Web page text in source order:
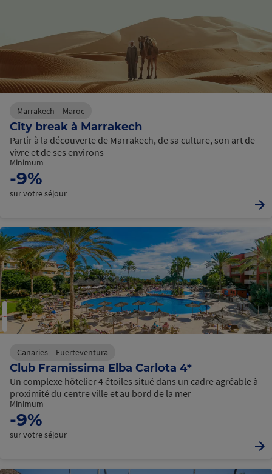
Marrakech – Maroc
City break à Marrakech
Partir à la découverte de Marrakech, de sa culture, son art de
vivre et de ses environs
Minimum
-9%
sur votre séjour
Canaries – Fuerteventura
Club Framissima Elba Carlota 4*
Un complexe hôtelier 4 étoiles situé dans un cadre agréable à
proximité du centre ville et au bord de la mer
Minimum
-9%
sur votre séjour